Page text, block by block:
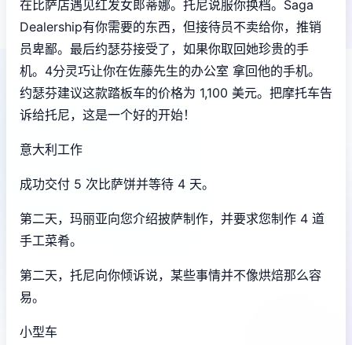
在比萨店遇见红发女郎蒂娜。托尼说服你换档。Saga
Dealership有你需要的东西，但接待员不卖给你，推销
员卑鄙。最后约瑟芬接受了，如果你取回她珍贵的手
机。4分灵巧让你在佐藤先生的办公室 拿回他的手机。
约瑟芬建议这款踏板车的价格为 1,100 美元。把摩托车告
诉给托尼，这是一个好的开始！
意大利工作
成功交付 5 次比萨饼并等待 4 天。
第二天，玛丽亚向您介绍披萨制作，并要求您制作 4 道
手工菜肴。
第二天，托尼向你倾诉说，某些事情并不像烘焙那么容
易。
小型车